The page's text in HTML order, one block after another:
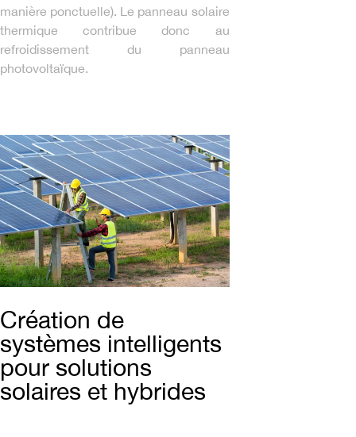
manière ponctuelle). Le panneau solaire
thermique contribue donc au
refroidissement du panneau
photovoltaïque.
Création de
systèmes intelligents
pour solutions
solaires et hybrides